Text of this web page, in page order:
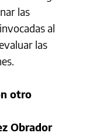
las
al
las
otro
Obrador